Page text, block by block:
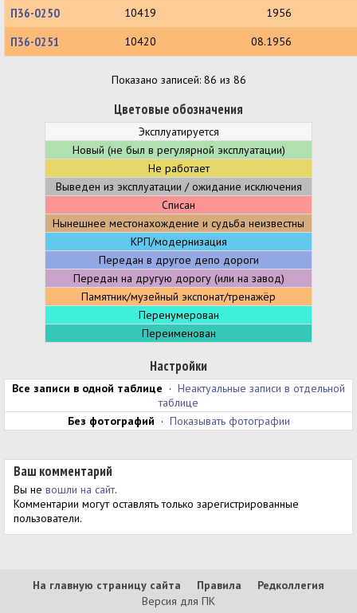
П36-0250 10419 1956
П36-0251 10420 08.1956
Показано записей: 86 из 86
Цветовые обозначения
Эксплуатируется
Новый (не был в регулярной эксплуатации)
Не работает
Выведен из эксплуатации / ожидание исключения
Списан
Нынешнее местонахождение и судьба неизвестны
КРП/модернизация
Передан в другое депо дороги
Передан на другую дорогу (или на завод)
Памятник/музейный экспонат/тренажёр
Перенумерован
Переименован
Настройки
Все записи в одной таблице · Неактуальные записи в отдельной
таблице
Без фотографий · Показывать фотографии
Ваш комментарий
Вы не вошли на сайт.
Комментарии могут оставлять только зарегистрированные
пользователи.
На главную страницу сайта Правила
Редколлегия
Версия для ПК